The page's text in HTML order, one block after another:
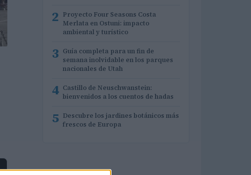
2 Proyecto Four Seasons Costa
Merlata en Ostuni: impacto
ambiental y turístico
3 Guía completa para un fin de
semana inolvidable en los parques
nacionales de Utah
4 Castillo de Neuschwanstein:
bienvenidos a los cuentos de hadas
5 Descubre los jardines botánicos más
frescos de Europa